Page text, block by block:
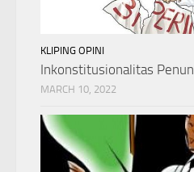
KLIPING OPINI
Inkonstitusionalitas
MARCH 10, 2022